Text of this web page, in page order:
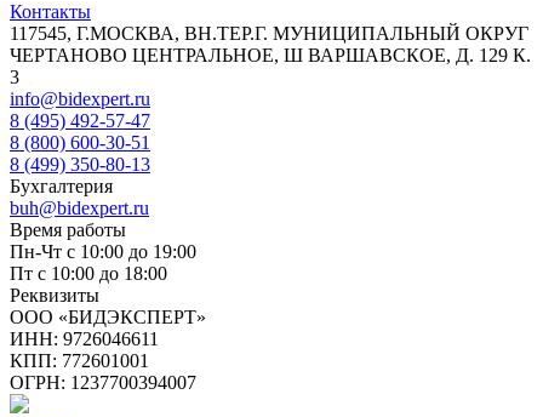
Контакты
117545, Г.МОСКВА, ВН.ТЕР.Г. МУНИЦИПАЛЬНЫЙ ОКРУГ
ЧЕРТАНОВО ЦЕНТРАЛЬНОЕ, Ш ВАРШАВСКОЕ, Д. 129 К.
3
info@bidexpert.ru
8 (495) 492-57-47
8 (800) 600-30-51
8 (499) 350-80-13
Бухгалтерия
buh@bidexpert.ru
Время работы
Пн-Чт с 10:00 до 19:00
Пт с 10:00 до 18:00
Реквизиты
ООО «БИДЭКСПЕРТ»
ИНН: 9726046611
КПП: 772601001
ОГРН: 1237700394007